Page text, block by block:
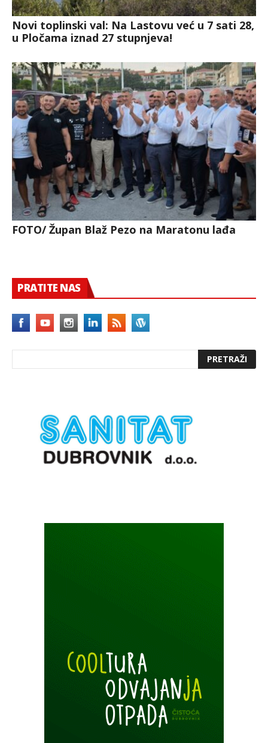
Novi toplinski val: Na Lastovu već u 7 sati 28,
u Pločama iznad 27 stupnjeva!
FOTO/ Župan Blaž Pezo na Maratonu lađa
PRATITE NAS